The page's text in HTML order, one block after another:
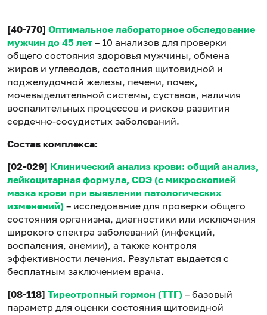
[40-770] Оптимальное лабораторное обследование
мужчин до 45 лет – 10 анализов для проверки
общего состояния здоровья мужчины, обмена
жиров и углеводов, состояния щитовидной и
поджелудочной железы, печени, почек,
мочевыделительной системы, суставов, наличия
воспалительных процессов и рисков развития
сердечно-сосудистых заболеваний.
Состав комплекса:
[02-029] Клинический анализ крови: общий анализ,
лейкоцитарная формула, СОЭ (с микроскопией
мазка крови при выявлении патологических
изменений) – исследование для проверки общего
состояния организма, диагностики или исключения
широкого спектра заболеваний (инфекций,
воспаления, анемии), а также контроля
эффективности лечения. Результат выдается с
бесплатным заключением врача.
[08-118] Тиреотропный гормон (ТТГ) – базовый
параметр для оценки состояния щитовидной